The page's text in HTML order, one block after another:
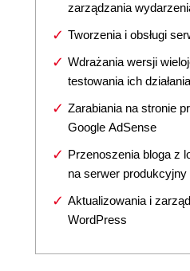
zarządzania
Tworzenia i obsługi
Wdrażania wersji
testowania ich działania
Zarabiania na stronie
Google AdSense
Przenoszenia bloga z
na serwer produkcyjny
Aktualizowania i
WordPress